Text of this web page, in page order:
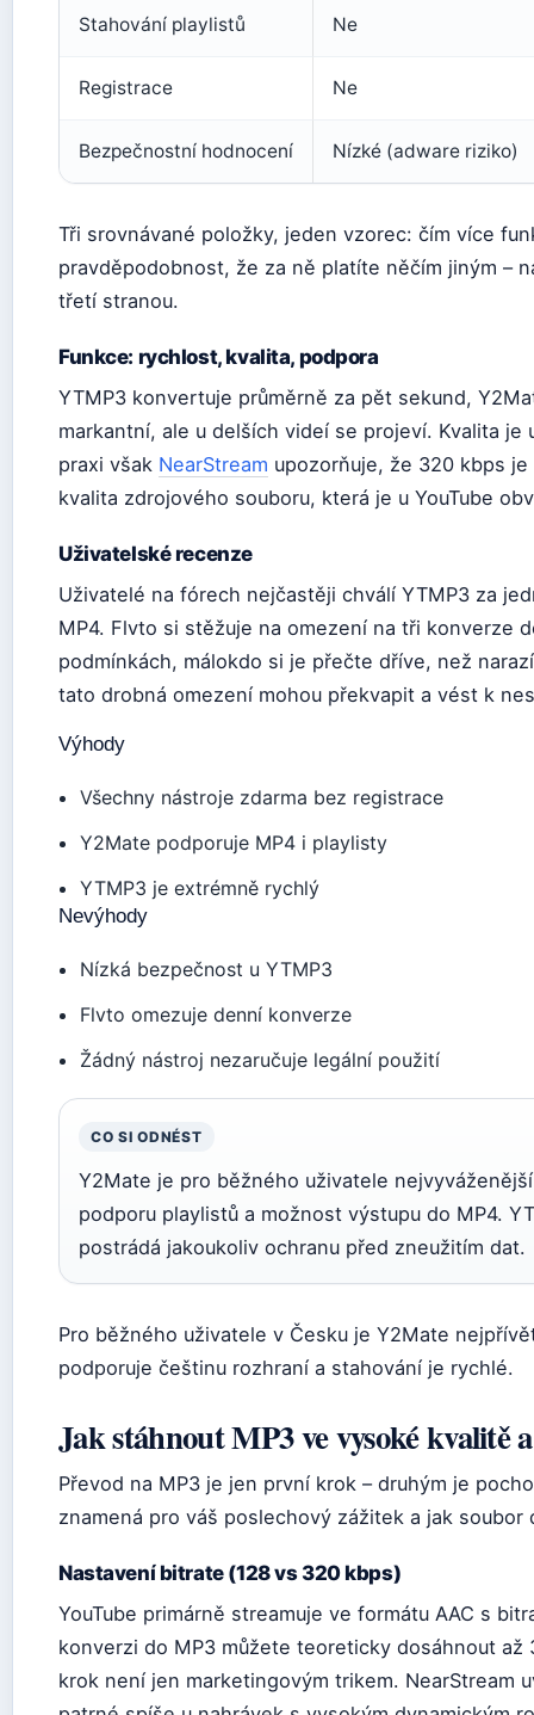
Stahování playlistů Ne
Registrace Ne
Bezpečnostní hodnocení Nízké (adware riziko)
Tři srovnávané položky, jeden vzorec: čím více
pravděpodobnost, že za ně platíte něčím jiným –
třetí stranou.
Funkce: rychlost, kvalita, podpora
YTMP3 konvertuje průměrně za pět sekund,
markantní, ale u delších videí se projeví. Kvalita
praxi však NearStream upozorňuje, že 320 kbps
kvalita zdrojového souboru, která je u YouTube
Uživatelské recenze
Uživatelé na fórech nejčastěji chválí YTMP3 za
MP4. Flvto si stěžuje na omezení na tři konverze
podmínkách, málokdo si je přečte dříve, než
tato drobná omezení mohou překvapit a vést k
Výhody
Všechny nástroje zdarma bez registrace
Y2Mate podporuje MP4 i playlisty
YTMP3 je extrémně rychlý
Nevýhody
Nízká bezpečnost u YTMP3
Flvto omezuje denní konverze
Žádný nástroj nezaručuje legální použití
CO SI ODNÉST
Y2Mate je pro běžného uživatele
podporu playlistů a možnost výstupu do MP4.
postrádá jakoukoliv ochranu před zneužitím dat.
Pro běžného uživatele v Česku je Y2Mate
podporuje češtinu rozhraní a stahování je rychlé.
Jak stáhnout MP3 ve vysoké kvalitě
Převod na MP3 je jen první krok – druhým je
znamená pro váš poslechový zážitek a jak soubor
Nastavení bitrate (128 vs 320 kbps)
YouTube primárně streamuje ve formátu AAC s
konverzi do MP3 můžete teoreticky dosáhnout
krok není jen marketingovým trikem. NearStream